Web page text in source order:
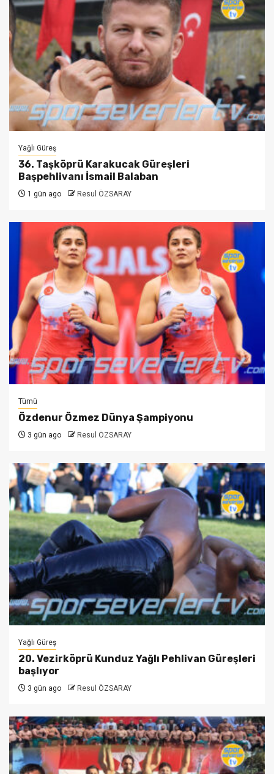
Yağlı Güreş
36. Taşköprü Karakucak Güreşleri
Başpehlivanı İsmail Balaban
1 gün ago Resul ÖZSARAY
Tümü
Özdenur Özmez Dünya Şampiyonu
3 gün ago Resul ÖZSARAY
Yağlı Güreş
20. Vezirköprü Kunduz Yağlı Pehlivan Güreşleri
başlıyor
3 gün ago Resul ÖZSARAY